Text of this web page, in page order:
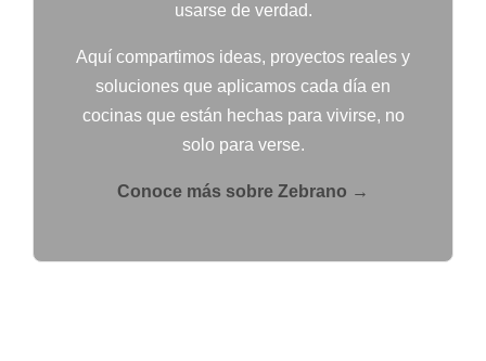
usarse de verdad.
Aquí compartimos ideas, proyectos reales y
soluciones que aplicamos cada día en
cocinas que están hechas para vivirse, no
solo para verse.
Conoce más sobre Zebrano →